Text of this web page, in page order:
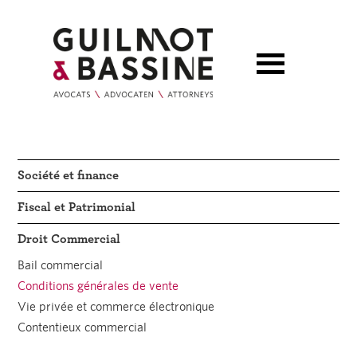
Société et finance
Fiscal et Patrimonial
Droit Commercial
Bail commercial
Conditions générales de vente
Vie privée et commerce électronique
Contentieux commercial